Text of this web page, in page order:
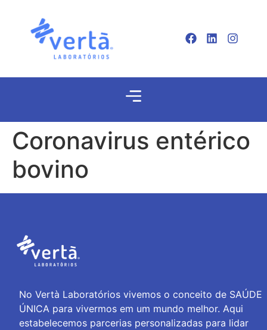
Coronavirus entérico
bovino
No Vertà Laboratórios vivemos o conceito de SAÚDE
ÚNICA para vivermos em um mundo melhor. Aqui
estabelecemos parcerias personalizadas para lidar